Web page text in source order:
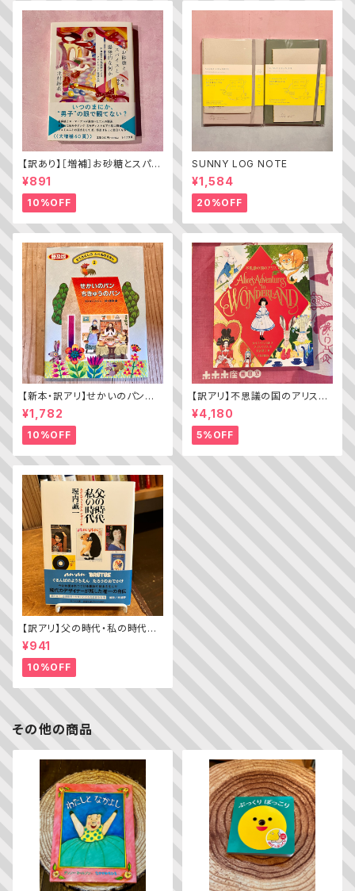
【訳あり】［増補］お砂糖とスパイ
スと爆発的な何か ——不真面
目な批評家によるフェミニスト批
評入門
¥891
10%OFF
SUNNY LOG NOTE
¥1,584
20%OFF
【新本・訳アリ】せかいのパン
ちきゅうのパン（普及版 かこさ
¥1,782
10%OFF
【訳アリ】不思議の国のアリス（A
lice’s Adventures in WOND
ERLAND）
¥4,180
5%OFF
【訳アリ】父の時代・私の時代
─わがエディトリアル・デザイン
史
¥941
10%OFF
その他の商品